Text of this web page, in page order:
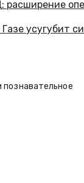
усугубит
познавательное